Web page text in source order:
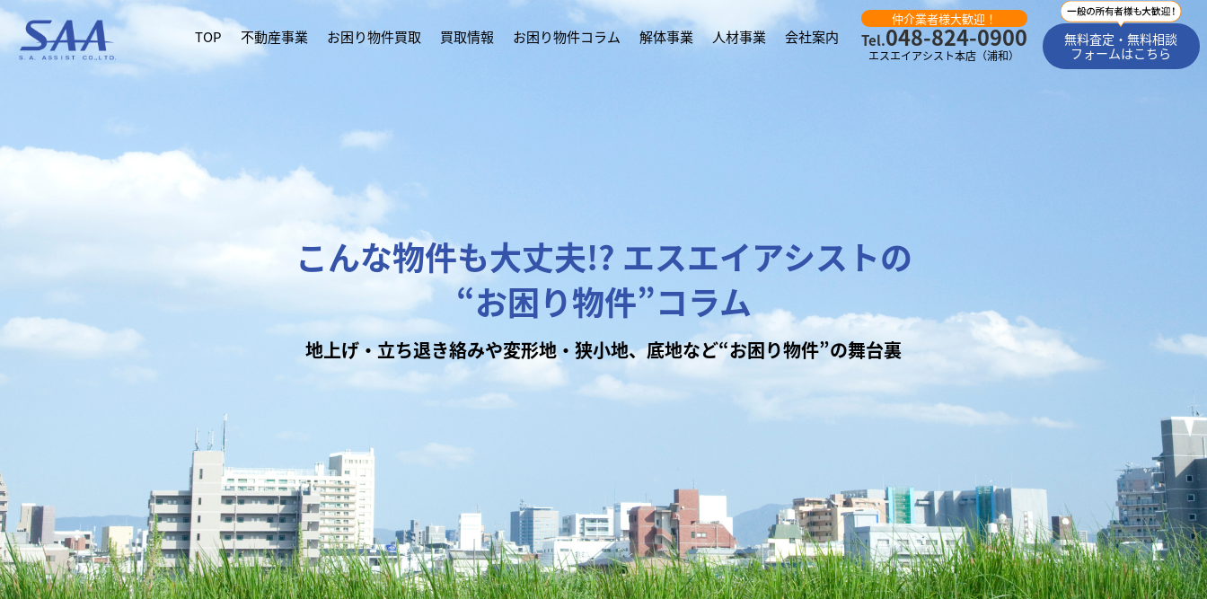
TOP 不動産事業 お困り物件買取 買取情報 お困り物件コラム 解体事業 人材事業 会社案内
仲介業者様大歓迎！
Tel.048-824-0900
エスエイアシスト本店（浦和）
無料査定・無料相談
フォームはこちら
こんな物件も大丈夫!? エスエイアシストの
“お困り物件”コラム
地上げ・立ち退き絡みや変形地・狭小地、底地など“お困り物件”の舞台裏